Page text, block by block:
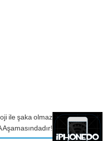
ile şaka olmaz
Aşamasındadır!